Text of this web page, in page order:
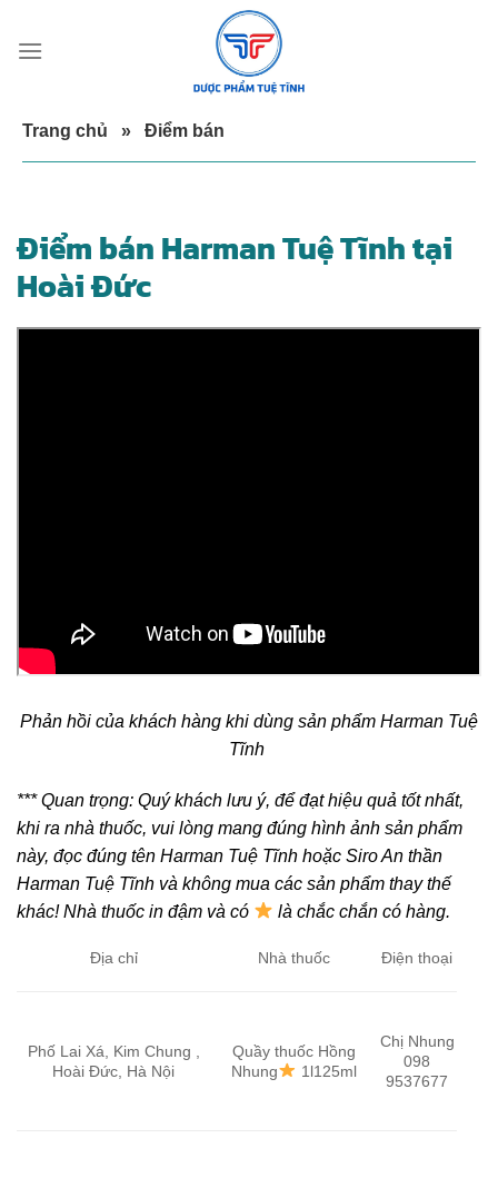
Trang chủ » Điểm bán
Điểm bán Harman Tuệ Tĩnh tại
Hoài Đức
Phản hồi của khách hàng khi dùng sản phẩm Harman Tuệ
Tĩnh
*** Quan trọng: Quý khách lưu ý, để đạt hiệu quả tốt nhất,
khi ra nhà thuốc, vui lòng mang đúng hình ảnh sản phẩm
này, đọc đúng tên Harman Tuệ Tĩnh hoặc Siro An thần
Harman Tuệ Tĩnh và không mua các sản phẩm thay thế
khác! Nhà thuốc in đậm và có là chắc chắn có hàng.
Địa chỉ Nhà thuốc Điện thoại
Phố Lai Xá, Kim Chung ,
Hoài Đức, Hà Nội
Quầy thuốc Hồng
Nhung
1l125ml
Chị Nhung
098
9537677